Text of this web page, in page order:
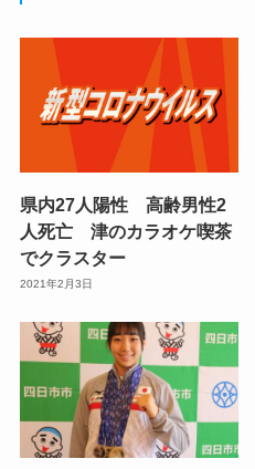
県内27人陽性 高齢男性2
人死亡 津のカラオケ喫茶
でクラスター
2021年2月3日